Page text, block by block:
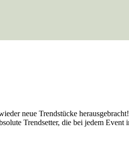
neue Trendstücke
Trendsetter, die bei jedem